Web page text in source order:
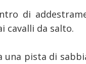
di
cavalli da salto.
una pista di